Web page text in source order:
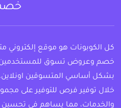
كل الكوبونات هو موقع
خصم وعروض تسوق للمستخدمين
بشكل أساسي المتسوقين
خلال توفير فرص للتوفير على
والخدمات، مما يساهم في تحسين